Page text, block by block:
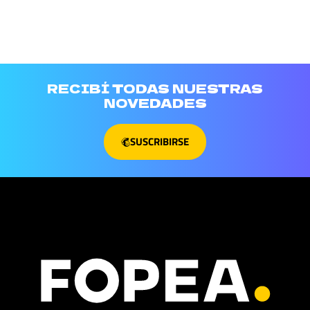
RECIBÍ TODAS NUESTRAS
NOVEDADES
SUSCRIBIRSE